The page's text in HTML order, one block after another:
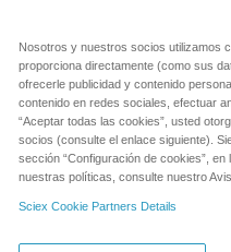
Nosotros y nuestros socios utilizamos
proporciona directamente (como sus
ofrecerle publicidad y contenido
contenido en redes sociales, efectuar
“Aceptar todas las cookies”, usted
socios (consulte el enlace siguiente).
sección “Configuración de cookies”,
nuestras políticas, consulte nuestro
Sciex Cookie Partners Details